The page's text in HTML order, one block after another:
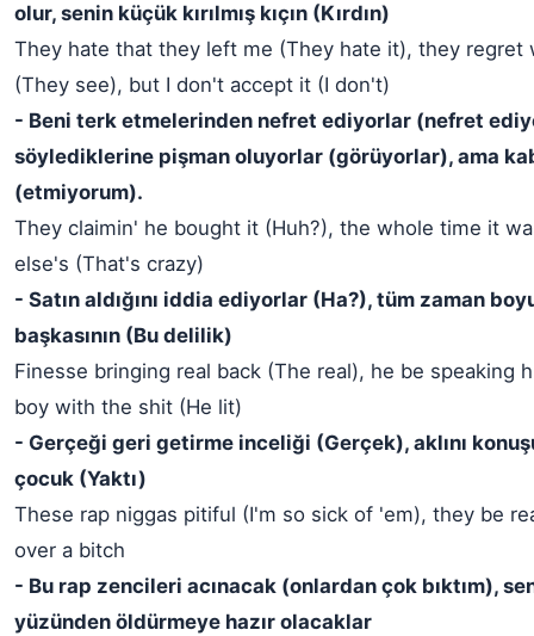
olur, senin küçük kırılmış kıçın (Kırdın)
They hate that they left me (They hate it), they regret
(They see), but I don't accept it (I don't)
- Beni terk etmelerinden nefret ediyorlar (nefret
söylediklerine pişman oluyorlar (görüyorlar), ama
(etmiyorum).
They claimin' he bought it (Huh?), the whole time it
else's (That's crazy)
- Satın aldığını iddia ediyorlar (Ha?), tüm zaman
başkasının (Bu delilik)
Finesse bringing real back (The real), he be speaking
boy with the shit (He lit)
- Gerçeği geri getirme inceliği (Gerçek), aklını
çocuk (Yaktı)
These rap niggas pitiful (I'm so sick of 'em), they be
over a bitch
- Bu rap zencileri acınacak (onlardan çok bıktım),
yüzünden öldürmeye hazır olacaklar